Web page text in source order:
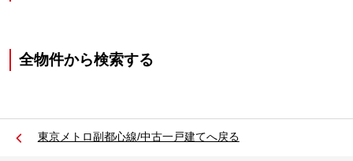
全物件から検索する
東京メトロ副都心線/中古一戸建てへ戻る